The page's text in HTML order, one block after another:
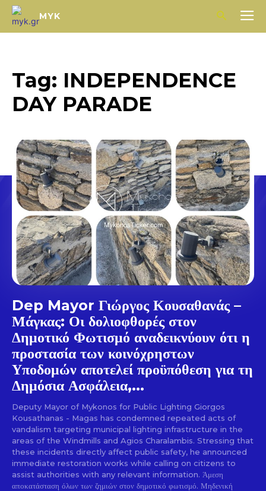
MYK
Tag: INDEPENDENCE
DAY PARADE
Dep Mayor Γιώργος Κουσαθανάς –
Μάγκας: Οι δολιοφθορές στον
Δημοτικό Φωτισμό αναδεικνύουν ότι η
προστασία των κοινόχρηστων
Υποδομών αποτελεί προϋπόθεση για τη
Δημόσια Ασφάλεια,...
Deputy Mayor of Mykonos for Public Lighting Giorgos
Kousathanas - Magas has condemned repeated acts of
vandalism targeting municipal lighting infrastructure in the
areas of the Windmills and Agios Charalambis. Stressing that
these incidents directly affect public safety, he announced
immediate restoration works while calling on citizens to
assist authorities with any relevant information. Άμεση
αποκατάσταση όλων των ζημιών στον δημοτικό φωτισμό. Μηδενική